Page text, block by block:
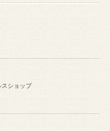
スショップ